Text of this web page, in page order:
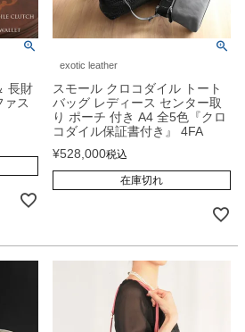
長財
ァス
exotic leather
スモール クロコダイル トート
バッグ レディース センター取
り ポーチ 付き A4 全5色『クロ
コダイル保証書付き』 4FA
¥528,000税込
在庫切れ